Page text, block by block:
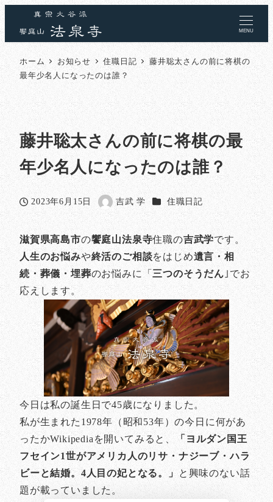
MENU
ホーム お知らせ 住職日記
藤井聡太さんの前に将棋の
最年少名人になったのは誰？
藤井聡太さんの前に将棋の最
年少名人になったのは誰？
投稿日
2023年6月15日
著
吉武 学 カテゴリー
住職日記
滋賀県高島市の饗庭山法泉寺住職の吉武学です。
人生のお悩みや終活のご相談をはじめ遺言・相
続・葬儀・埋葬のお悩みに「 三つのそうだん ｣でお
応えします。
今日は私の誕生日で45歳になりました。
私が生まれた1978年（昭和53年）の今日に何があ
ったかWikipediaを開いてみると、 「ヨルダン国王
フセイン1世がアメリカ人のリサ・ナジーブ・ハラ
ビーと結婚。4人目の妃となる。」と興味のない話
題が載っていました。